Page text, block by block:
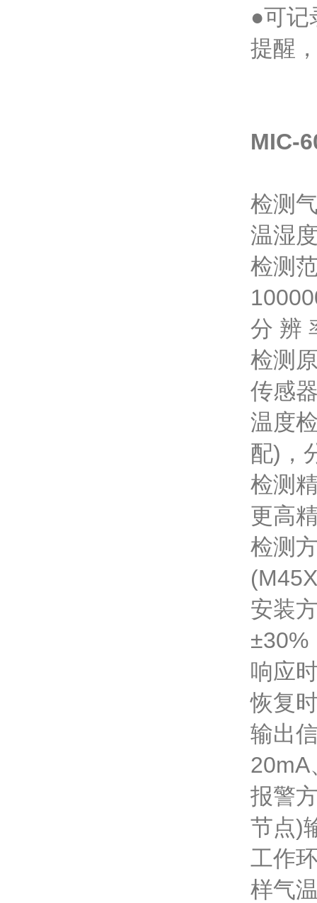
●可记
提醒
MIC-
检测
温湿
检测
分 辨
检测
传感
温度
配)，
检测
更高
检测
安装
±30%
响应
恢复
输出
20mA
报警
节点)
工作
样气